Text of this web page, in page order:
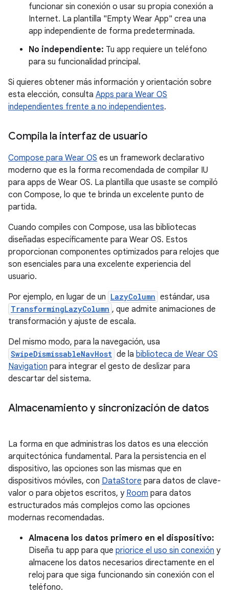
funcionar sin conexión o usar su propia conexión a
Internet. La plantilla "Empty Wear App" crea una
app independiente de forma predeterminada.
No independiente: Tu app requiere un teléfono
para su funcionalidad principal.
Si quieres obtener más información y orientación sobre
esta elección, consulta Apps para Wear OS
independientes frente a no independientes.
Compila la interfaz de usuario
Compose para Wear OS es un framework declarativo
moderno que es la forma recomendada de compilar IU
para apps de Wear OS. La plantilla que usaste se compiló
con Compose, lo que te brinda un excelente punto de
partida.
Cuando compiles con Compose, usa las bibliotecas
diseñadas específicamente para Wear OS. Estos
proporcionan componentes optimizados para relojes que
son esenciales para una excelente experiencia del
usuario.
Por ejemplo, en lugar de un LazyColumn estándar, usa
TransformingLazyColumn , que admite animaciones de
transformación y ajuste de escala.
Del mismo modo, para la navegación, usa
SwipeDismissableNavHost de la biblioteca de Wear OS
Navigation para integrar el gesto de deslizar para
descartar del sistema.
Almacenamiento y sincronización de datos
La forma en que administras los datos es una elección
arquitectónica fundamental. Para la persistencia en el
dispositivo, las opciones son las mismas que en
dispositivos móviles, con DataStore para datos de clave-
valor o para objetos escritos, y Room para datos
estructurados más complejos como las opciones
modernas recomendadas.
Almacena los datos primero en el dispositivo:
Diseña tu app para que priorice el uso sin conexión y
almacene los datos necesarios directamente en el
reloj para que siga funcionando sin conexión con el
teléfono.